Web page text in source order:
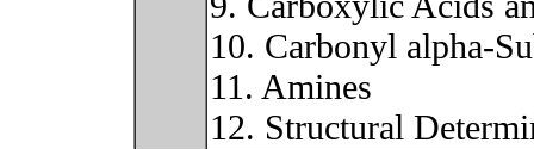
10. Carbonyl alpha-
11. Amines
12. Structural